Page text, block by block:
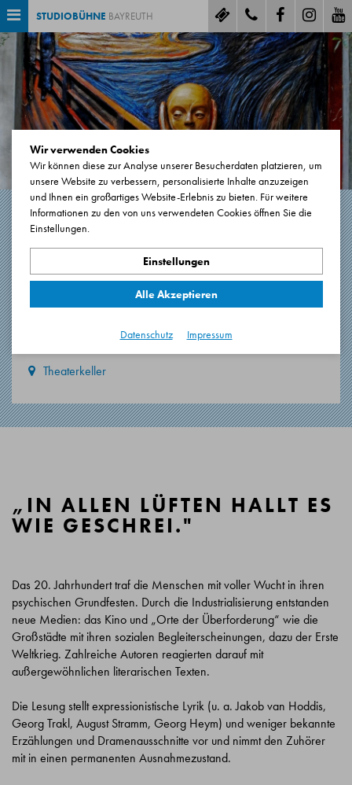
STUDIOBÜHNE BAYREUTH
DAS ZEITALTER DER
ÜBERFORDERUNG
Texte aus dem Expressionismus
Theaterkeller
„IN ALLEN LÜFTEN HALLT ES
WIE GESCHREI."
Das 20. Jahrhundert traf die Menschen mit voller Wucht in ihren
psychischen Grundfesten. Durch die Industrialisierung entstanden
neue Medien: das Kino und „Orte der Überforderung“ wie die
Großstädte mit ihren sozialen Begleiterscheinungen, dazu der Erste
Weltkrieg. Zahlreiche Autoren reagierten darauf mit
außergewöhnlichen literarischen Texten.
Die Lesung stellt expressionistische Lyrik (u. a. Jakob van Hoddis,
Georg Trakl, August Stramm, Georg Heym) und weniger bekannte
Erzählungen und Dramenausschnitte vor und nimmt den Zuhörer
mit in einen permanenten Ausnahmezustand.
Wir verwenden Cookies
Wir können diese zur Analyse unserer Besucherdaten platzieren, um
unsere Website zu verbessern, personalisierte Inhalte anzuzeigen
und Ihnen ein großartiges Website-Erlebnis zu bieten. Für weitere
Informationen zu den von uns verwendeten Cookies öffnen Sie die
Einstellungen.
Einstellungen
Alle Akzeptieren
Datenschutz Impressum